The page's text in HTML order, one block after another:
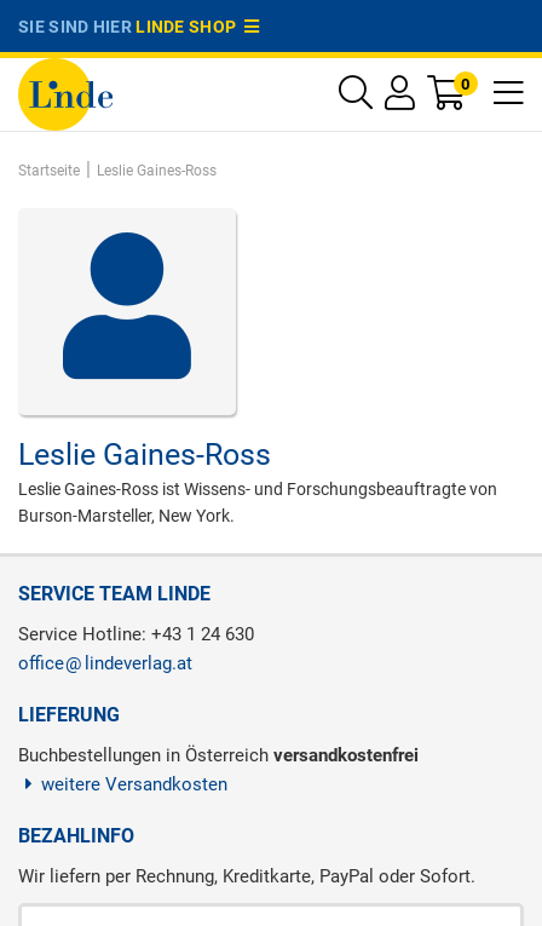
SIE SIND HIERLINDE SHOP
0
Startseite | Leslie Gaines-Ross
Leslie Gaines-Ross
Leslie Gaines-Ross ist Wissens- und Forschungsbeauftragte von
Burson-Marsteller, New York.
SERVICE TEAM LINDE
Service Hotline: +43 1 24 630
office
lindeverlag.at
LIEFERUNG
Buchbestellungen in Österreich versandkostenfrei
weitere Versandkosten
BEZAHLINFO
Wir liefern per Rechnung, Kreditkarte, PayPal oder Sofort.